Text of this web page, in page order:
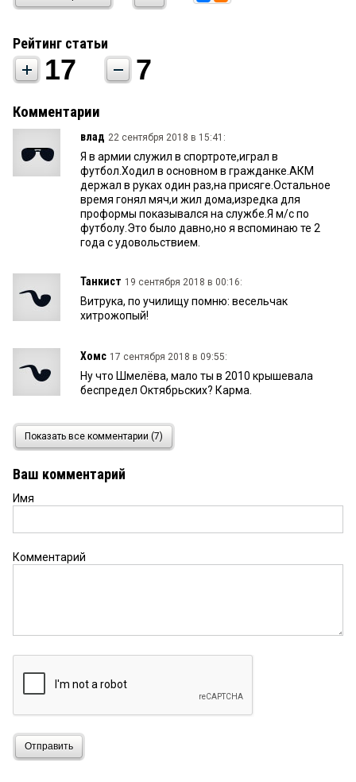
Рейтинг статьи
17 7
Комментарии
влад 22 сентября 2018 в 15:41:
Я в армии служил в спортроте,играл в
футбол.Ходил в основном в гражданке.АКМ
держал в руках один раз,на присяге.Остальное
время гонял мяч,и жил дома,изредка для
проформы показывался на службе.Я м/с по
футболу.Это было давно,но я вспоминаю те 2
года с удовольствием.
Танкист 19 сентября 2018 в 00:16:
Витрука, по училищу помню: весельчак
хитрожопый!
Хомс 17 сентября 2018 в 09:55:
Ну что Шмелёва, мало ты в 2010 крышевала
беспредел Октябрьских? Карма.
Вован 15 сентября 2018 в 23:19:
Оборотни, на этап их за депутатамиследом.
Николай 15 сентября 2018 в 10:40:
прочистили
Андрей 14 сентября 2018 в 13:53:
Бред сивой кобылы! В каждом ведомстве есть
человек, который «работает» там для
Показать все комментарии (7)
Ваш комментарий
Имя
Комментарий
Отправить